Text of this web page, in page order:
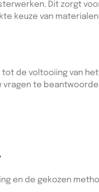
Dit zorgt
keuze van
de voltooiing van
vragen te
en de gekozen